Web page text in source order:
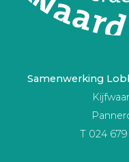
Samenwerking
T 024